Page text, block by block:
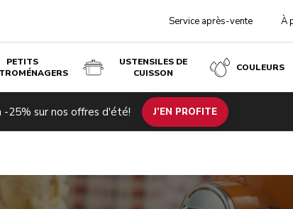
Service après-vente À
PETITS
USTENSILES DE
CUISSON
COULEURS
-25% sur nos offres d'été! J’EN PROFITE
Enregistrez votre produit
Enregistrez votre produit